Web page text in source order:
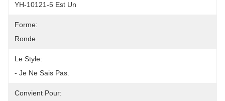
YH-10121-5 Est Un
Forme:
Ronde
Le Style:
- Je Ne Sais Pas.
Convient Pour: